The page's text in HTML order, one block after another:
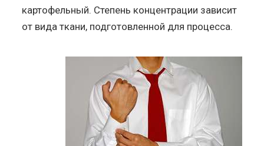
картофельный. Степень концентрации зависит
от вида ткани, подготовленной для процесса.